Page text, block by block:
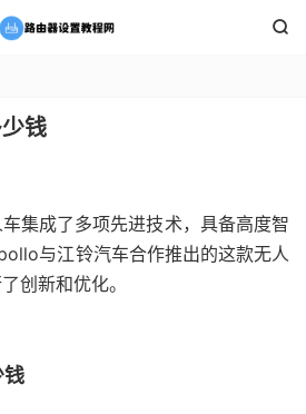

钱
集成了多项先进技术，具备高度智
与江铃汽车合作推出的这款无人
创新和优化。
钱